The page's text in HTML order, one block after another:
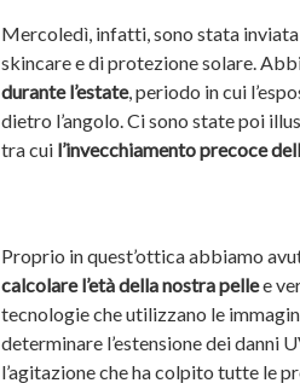
Mercoledì, infatti, sono stata
skincare e di protezione solare.
durante l’estate, periodo in cui
dietro l’angolo. Ci sono state poi
tra cui l’invecchiamento precoce
Proprio in quest’ottica abbiamo
calcolare l’età della nostra pellee
tecnologie che utilizzano le
determinare l’estensione dei danni
l’agitazione che ha colpito tutte le